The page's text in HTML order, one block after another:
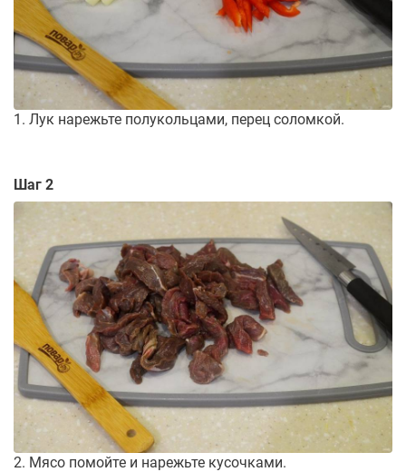
1. Лук нарежьте полукольцами, перец соломкой.
Шаг 2
2. Мясо помойте и нарежьте кусочками.